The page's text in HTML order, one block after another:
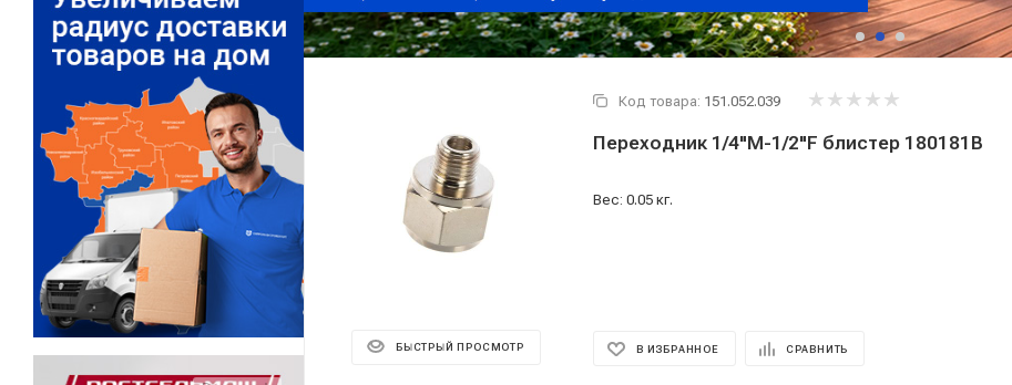
БЫСТРЫЙ ПРОСМОТР
Код товара: 151.052.039
Переходник 1/4"М-1/2"F блистер 180181В
Вес: 0.05 кг.
В ИЗБРАННОЕ СРАВНИТЬ